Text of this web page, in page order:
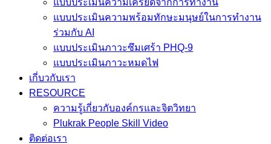
แบบประเมินความเครียดจากการทำงาน
แบบประเมินความพร้อมทักษะมนุษย์ในการทำงาน
ร่วมกับ AI
แบบประเมินภาวะซึมเศร้า PHQ-9
แบบประเมินภาวะหมดไฟ
เกี่บวกับเรา
RESOURCE
ความรู้เกี่ยวกับองค์กรและจิตวิทยา
Plukrak People Skill Video
ติดต่อเรา